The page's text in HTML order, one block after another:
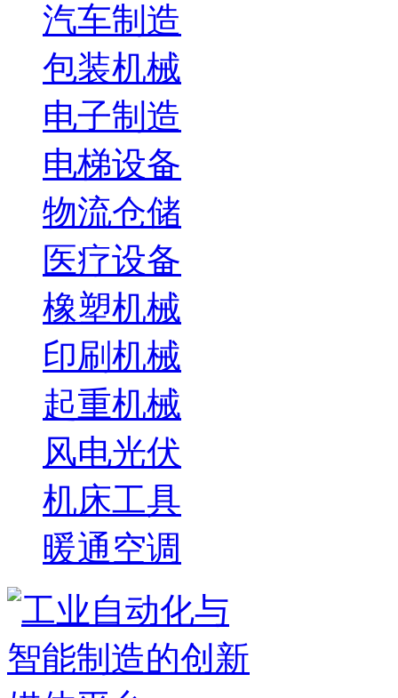
汽车制造
包装机械
电子制造
电梯设备
物流仓储
医疗设备
橡塑机械
印刷机械
起重机械
风电光伏
机床工具
暖通空调